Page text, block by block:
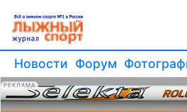
Новости Форум
РЕКЛАМА